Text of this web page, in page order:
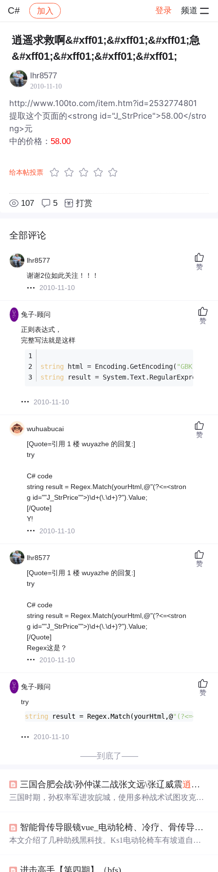
C# 加入 登录 频道
社区 C# 帖子详情
逍遥求救啊&#xff01;&#xff01;&#xff01;急
&#xff01;&#xff01;&#xff01;&#xff01;
lhr8577
2010-11-10
http://www.100to.com/item.htm?id=2532774801
提取这个页面的<strong id="J_StrPrice">58.00</stro
ng>元
中的价格： 58.00
给本帖投票
107 5 打赏
全部评论
lhr8577
谢谢2位如此关注！！！
2010-11-10
赞
兔子-顾问
正则表达式，
完整写法就是这样
string html = Encoding.GetEncoding( "GBK"
string result =
2010-11-10
赞
wuhuabucai
[Quote=引用 1 楼 wuyazhe 的回复:]
try
C# code
string result = Regex.Match(yourHtml,@"(?<=<stron
g id=""J_StrPrice"">)\d+(\.\d+)?").Value;
[/Quote]
Y!
2010-11-10
赞
lhr8577
[Quote=引用 1 楼 wuyazhe 的回复:]
try
C# code
string result = Regex.Match(yourHtml,@"(?<=<stron
g id=""J_StrPrice"">)\d+(\.\d+)?").Value;
[/Quote]
Regex这是？
2010-11-10
赞
兔子-顾问
try
string result = Regex.Match(yourHtml,@
2010-11-10
赞
——到底了——
三国合肥会战\孙仲谋二战张文远\张辽威震逍遥
三国时期，孙权率军进攻皖城，使用多种战术试图攻克，
智能骨传导眼镜vue_电动轮椅、冷疗、骨传导耳机……这些黑科技有看头
本文介绍了几种助残黑科技。Ks1电动轮椅车有坡道自平